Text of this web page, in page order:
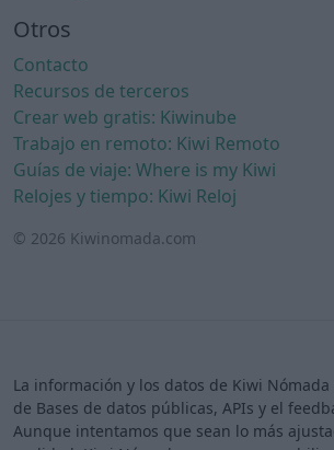
Otros
Contacto
Recursos de terceros
Crear web gratis: Kiwinube
Trabajo en remoto: Kiwi Remoto
Guías de viaje: Where is my Kiwi
Relojes y tiempo: Kiwi Reloj
© 2026 Kiwinomada.com
La información y los datos de Kiwi
de Bases de datos públicas, APIs y el
Aunque intentamos que sean lo más